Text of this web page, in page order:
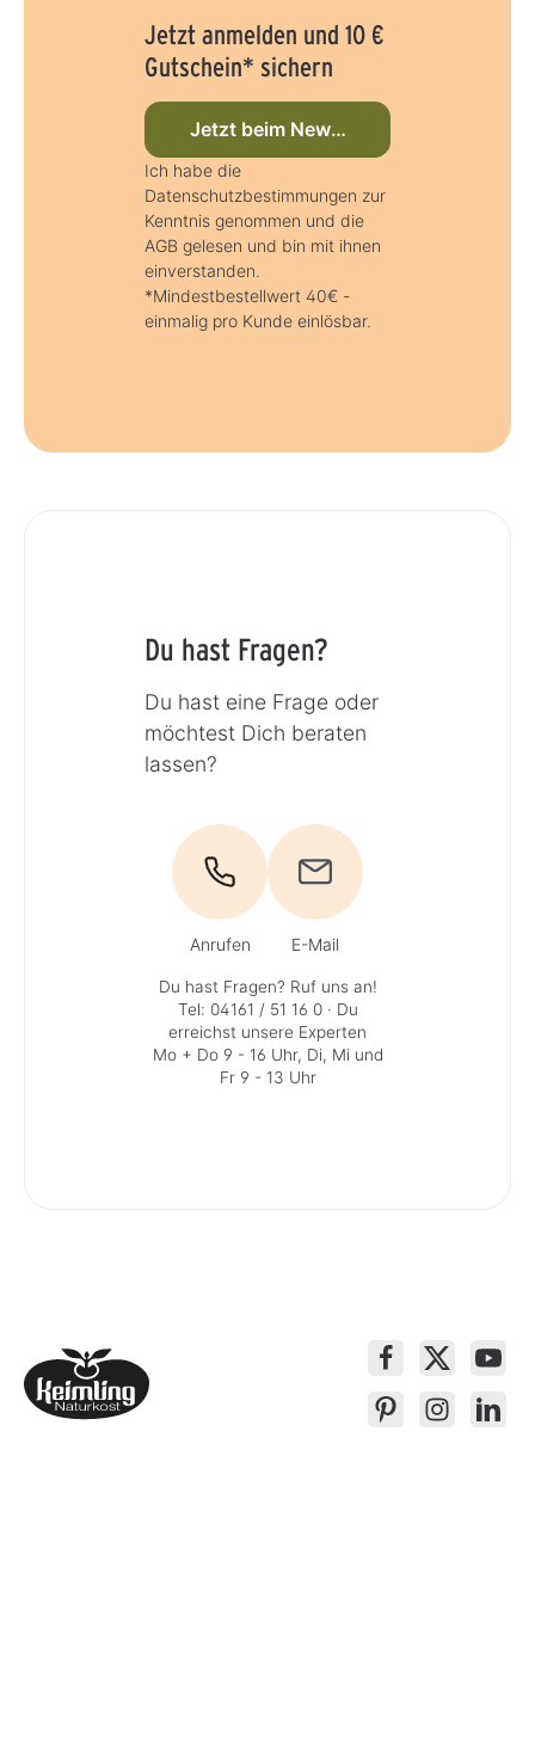
Jetzt anmelden und 10 €
Gutschein* sichern
Jetzt beim Newsletter anmelden
Ich habe die
Datenschutzbestimmungen zur
Kenntnis genommen und die
AGB gelesen und bin mit ihnen
einverstanden.
*Mindestbestellwert 40€ -
einmalig pro Kunde einlösbar.
Du hast Fragen?
Du hast eine Frage oder
möchtest Dich beraten
lassen?
Anrufen E-Mail
Du hast Fragen? Ruf uns an!
Tel: 04161 / 51 16 0· Du
erreichst unsere Experten
Mo + Do 9 - 16 Uhr, Di, Mi und
Fr 9 - 13 Uhr